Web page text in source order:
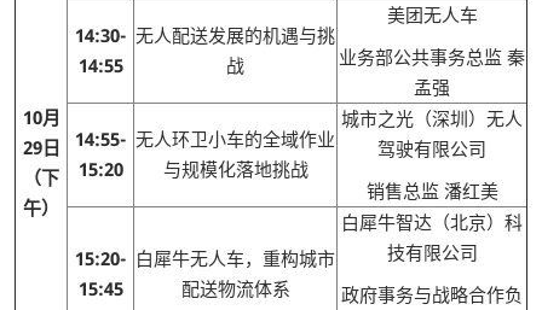
10月
29日
（下
午）
14:30-
14:55
无人配送发展的机遇与挑
战
美团无人车
业务部公共事务总监 秦
孟强
14:55-
15:20
无人环卫小车的全域作业
与规模化落地挑战
城市之光（深圳）无人
驾驶有限公司
销售总监 潘红美
15:20-
15:45
白犀牛无人车，重构城市
配送物流体系
白犀牛智达（北京）科
技有限公司
政府事务与战略合作负